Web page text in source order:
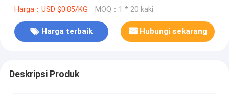
Harga：USD $0.85/KG MOQ：1 * 20 kaki
Harga terbaik Hubungi sekarang
Deskripsi Produk